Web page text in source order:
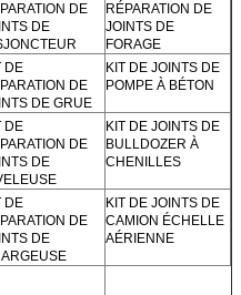
DE
DE
RÉPARATION DE
JOINTS DE
FORAGE
DE
DE
DE GRUE
KIT DE JOINTS DE
POMPE À BÉTON
DE
DE
DE
KIT DE JOINTS DE
BULLDOZER À
CHENILLES
DE
DE
DE
KIT DE JOINTS DE
CAMION ÉCHELLE
AÉRIENNE